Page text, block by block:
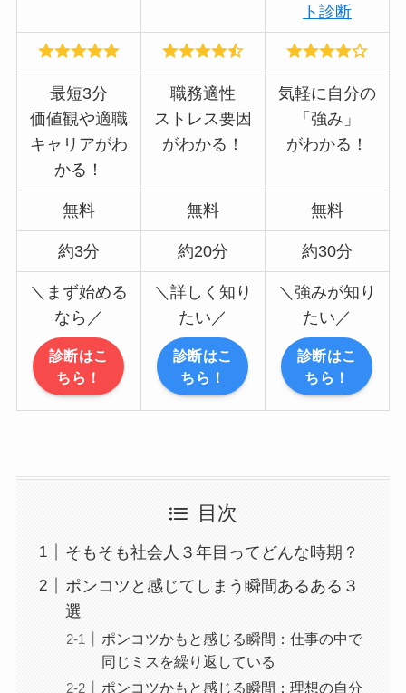
ト診断
最短3分
価値観や適職
キャリアがわ
かる！
職務適性
ストレス要因
がわかる！
気軽に自分の
「強み」
がわかる！
無料 無料 無料
約3分 約20分 約30分
＼まず始める
なら／
診断はこ
ちら！
＼詳しく知り
たい／
診断はこ
ちら！
＼強みが知り
たい／
診断はこ
ちら！
目次
そもそも社会人３年目ってどんな時期？
ポンコツと感じてしまう瞬間あるある３
選
ポンコツかもと感じる瞬間：仕事の中で
同じミスを繰り返している
ポンコツかもと感じる瞬間：理想の自分